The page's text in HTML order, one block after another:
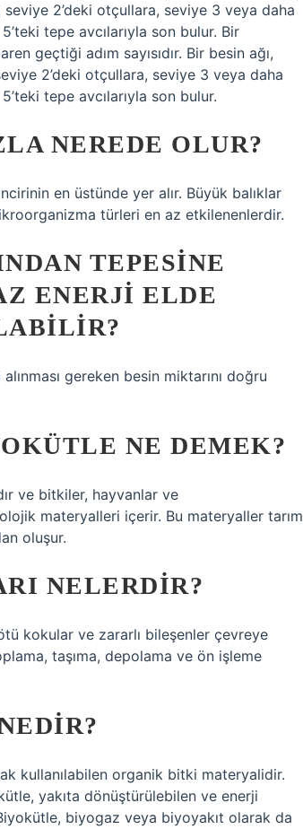
2’deki otçullara, seviye 3 veya daha
tepe avcılarıyla son bulur. Bir
geçtiği adım sayısıdır. Bir besin ağı,
2’deki otçullara, seviye 3 veya daha
tepe avcılarıyla son bulur.
NEREDE OLUR?
en üstünde yer alır. Büyük balıklar
türleri en az etkilenenlerdir.
TEPESINE
ENERJI ELDE
gereken besin miktarını doğru
NE DEMEK?
ve bitkiler, hayvanlar ve
materyalleri içerir. Bu materyaller tarım
oluşur.
NELERDIR?
kokular ve zararlı bileşenler çevreye
taşıma, depolama ve ön işleme
kullanılabilen organik bitki materyalidir.
yakıta dönüştürülebilen ve enerji
biyogaz veya biyoyakıt olarak da